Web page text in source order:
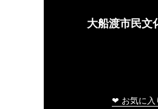
大船渡市民文
❤ お気に入